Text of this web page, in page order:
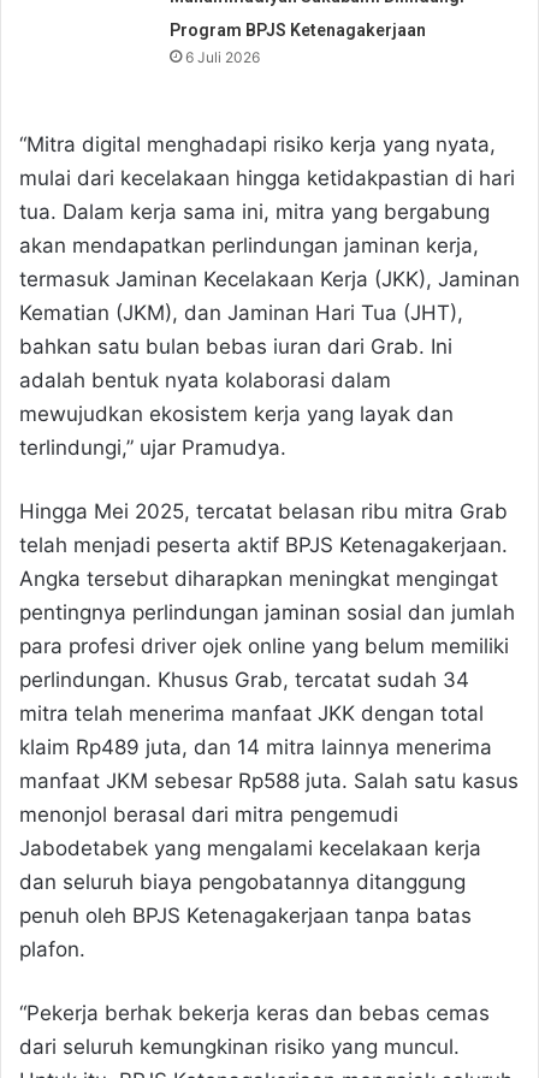
Program BPJS Ketenagakerjaan
6 Juli 2026
“Mitra digital menghadapi risiko kerja yang nyata,
mulai dari kecelakaan hingga ketidakpastian di hari
tua. Dalam kerja sama ini, mitra yang bergabung
akan mendapatkan perlindungan jaminan kerja,
termasuk Jaminan Kecelakaan Kerja (JKK), Jaminan
Kematian (JKM), dan Jaminan Hari Tua (JHT),
bahkan satu bulan bebas iuran dari Grab. Ini
adalah bentuk nyata kolaborasi dalam
mewujudkan ekosistem kerja yang layak dan
terlindungi,” ujar Pramudya.
Hingga Mei 2025, tercatat belasan ribu mitra Grab
telah menjadi peserta aktif BPJS Ketenagakerjaan.
Angka tersebut diharapkan meningkat mengingat
pentingnya perlindungan jaminan sosial dan jumlah
para profesi driver ojek online yang belum memiliki
perlindungan. Khusus Grab, tercatat sudah 34
mitra telah menerima manfaat JKK dengan total
klaim Rp489 juta, dan 14 mitra lainnya menerima
manfaat JKM sebesar Rp588 juta. Salah satu kasus
menonjol berasal dari mitra pengemudi
Jabodetabek yang mengalami kecelakaan kerja
dan seluruh biaya pengobatannya ditanggung
penuh oleh BPJS Ketenagakerjaan tanpa batas
plafon.
“Pekerja berhak bekerja keras dan bebas cemas
dari seluruh kemungkinan risiko yang muncul.